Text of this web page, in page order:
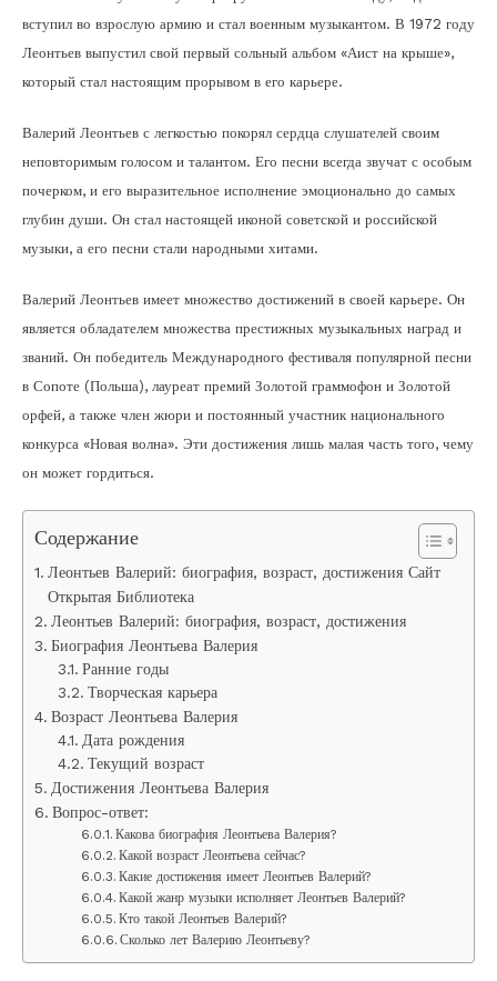
вступил во взрослую армию и стал военным музыкантом. В 1972 году
Леонтьев выпустил свой первый сольный альбом «Аист на крыше»,
который стал настоящим прорывом в его карьере.
Валерий Леонтьев с легкостью покорял сердца слушателей своим
неповторимым голосом и талантом. Его песни всегда звучат с особым
почерком, и его выразительное исполнение эмоционально до самых
глубин души. Он стал настоящей иконой советской и российской
музыки, а его песни стали народными хитами.
Валерий Леонтьев имеет множество достижений в своей карьере. Он
является обладателем множества престижных музыкальных наград и
званий. Он победитель Международного фестиваля популярной песни
в Сопоте (Польша), лауреат премий Золотой граммофон и Золотой
орфей, а также член жюри и постоянный участник национального
конкурса «Новая волна». Эти достижения лишь малая часть того, чему
он может гордиться.
Содержание
Леонтьев Валерий: биография, возраст, достижения Сайт
Открытая Библиотека
Леонтьев Валерий: биография, возраст, достижения
Биография Леонтьева Валерия
Ранние годы
Творческая карьера
Возраст Леонтьева Валерия
Дата рождения
Текущий возраст
Достижения Леонтьева Валерия
Вопрос-ответ:
Какова биография Леонтьева Валерия?
Какой возраст Леонтьева сейчас?
Какие достижения имеет Леонтьев Валерий?
Какой жанр музыки исполняет Леонтьев Валерий?
Кто такой Леонтьев Валерий?
Сколько лет Валерию Леонтьеву?